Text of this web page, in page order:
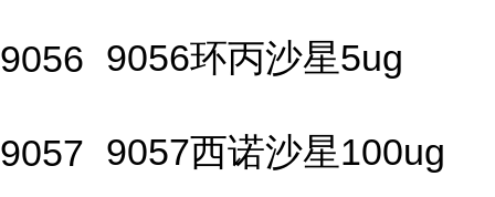
9056 9056环丙沙星5ug
9057 9057西诺沙星100ug